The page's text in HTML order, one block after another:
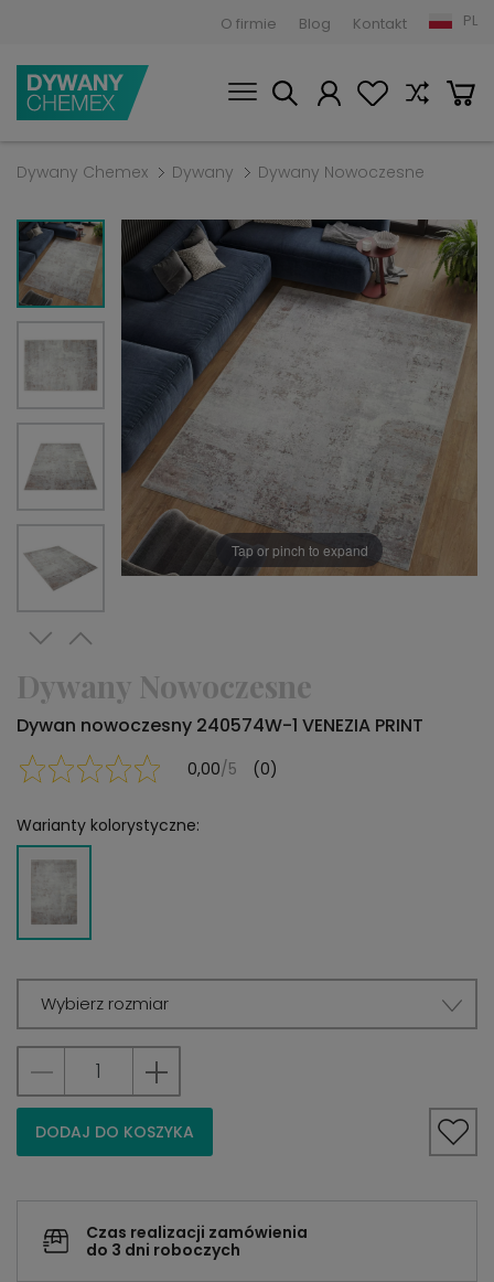
O firmie Blog Kontakt PL
Dywany Chemex Dywany Dywany Nowoczesne
Tap or pinch to expand
Dywany Nowoczesne
Dywan nowoczesny 240574W-1 VENEZIA PRINT
0,00/5 (0)
Warianty kolorystyczne:
Wybierz rozmiar
DODAJ DO KOSZYKA
Czas realizacji zamówienia
do 3 dni roboczych